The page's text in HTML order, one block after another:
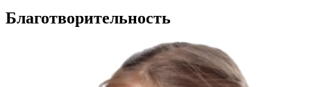
Благотворительность